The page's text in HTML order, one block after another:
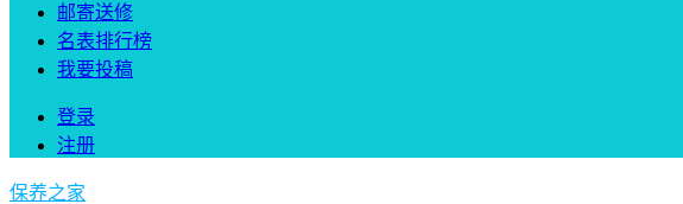
邮寄送修
名表排行榜
我要投稿
登录
注册
保养之家